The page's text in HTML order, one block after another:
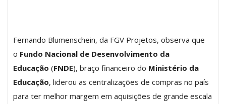
Fernando Blumenschein, da FGV Projetos, observa que
o Fundo Nacional de Desenvolvimento da
Educação (FNDE), braço financeiro do Ministério da
Educação, liderou as centralizações de compras no país
para ter melhor margem em aquisições de grande escala